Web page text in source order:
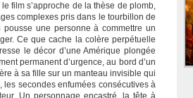
film s’approche de la thèse de plomb,
complexes pris dans le tourbillon de
une personne à commettre un
Ce que cache la colère perpétuelle
le décor d’une Amérique plongée
permanent d’urgence, au bord d’un
à sa fille sur un manteau invisible qui
secondes enfumées consécutives à
Un personnage encastré, la tête à